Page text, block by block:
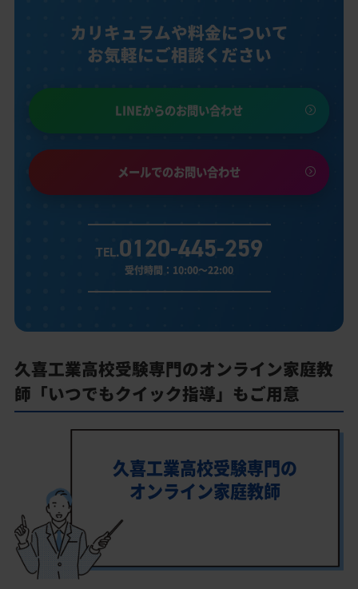
カリキュラムや料金について
お気軽にご相談ください
LINEからのお問い合わせ
メールでのお問い合わせ
TEL.0120-445-259
受付時間：10:00～22:00
久喜工業高校受験専門のオンライン家庭教
師「いつでもクイック指導」もご用意
久喜工業高校受験専門の
オンライン家庭教師